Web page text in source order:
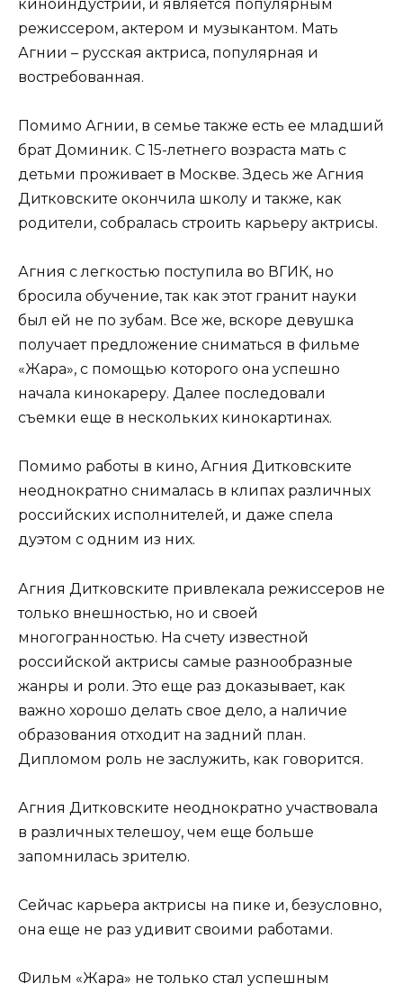
киноиндустрии, и является популярным
режиссером, актером и музыкантом. Мать
Агнии – русская актриса, популярная и
востребованная.
Помимо Агнии, в семье также есть ее младший
брат Доминик. С 15-летнего возраста мать с
детьми проживает в Москве. Здесь же Агния
Дитковските окончила школу и также, как
родители, собралась строить карьеру актрисы.
Агния с легкостью поступила во ВГИК, но
бросила обучение, так как этот гранит науки
был ей не по зубам. Все же, вскоре девушка
получает предложение сниматься в фильме
«Жара», с помощью которого она успешно
начала кинокареру. Далее последовали
съемки еще в нескольких кинокартинах.
Помимо работы в кино, Агния Дитковските
неоднократно снималась в клипах различных
российских исполнителей, и даже спела
дуэтом с одним из них.
Агния Дитковските привлекала режиссеров не
только внешностью, но и своей
многогранностью. На счету известной
российской актрисы самые разнообразные
жанры и роли. Это еще раз доказывает, как
важно хорошо делать свое дело, а наличие
образования отходит на задний план.
Дипломом роль не заслужить, как говорится.
Агния Дитковските неоднократно участвовала
в различных телешоу, чем еще больше
запомнилась зрителю.
Сейчас карьера актрисы на пике и, безусловно,
она еще не раз удивит своими работами.
Фильм «Жара» не только стал успешным